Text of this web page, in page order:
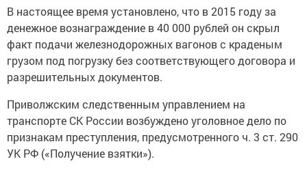
В настоящее время установлено, что в 2015 году за
денежное вознаграждение в 40 000 рублей он скрыл
факт подачи железнодорожных вагонов с краденым
грузом под погрузку без соответствующего договора и
разрешительных документов.
Приволжским следственным управлением на
транспорте СК России возбуждено уголовное дело по
признакам преступления, предусмотренного ч. 3 ст. 290
УК РФ («Получение взятки»).